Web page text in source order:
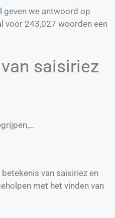
geven we antwoord op
voor 243,027 woorden een
saisiriez
van saisiriez en
met het vinden van